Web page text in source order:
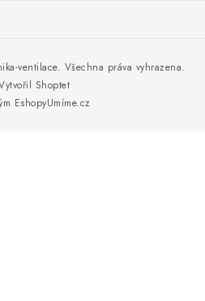
Shoptet
EshopyUmíme.cz
ventilace. Všechna práva vyhrazena.